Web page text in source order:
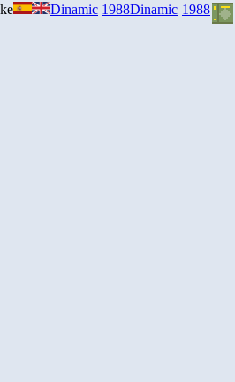
Dinamic 1988Dinamic 1988